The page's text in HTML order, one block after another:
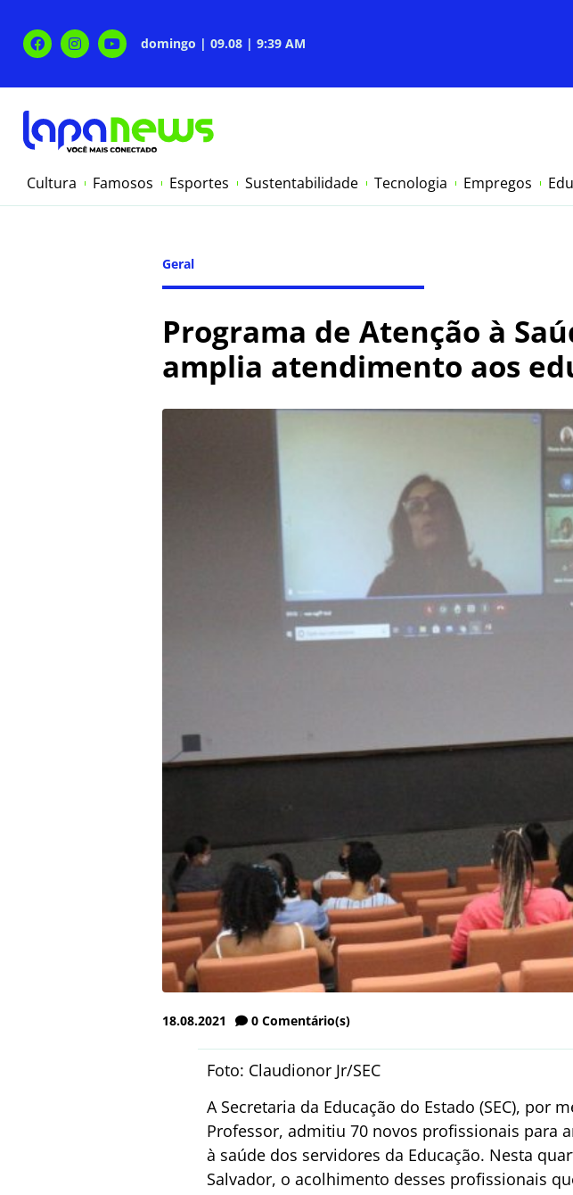
domingo | 09.08 | 9:39 AM
Cultura Famosos Esportes Sustentabilidade Tecnologia Empregos
Geral
Programa de Atenção à
amplia atendimento aos
18.08.2021 0 Comentário(s)
Foto: Claudionor Jr/SEC
A Secretaria da Educação do Estado (SEC), por
Professor, admitiu 70 novos profissionais para
à saúde dos servidores da Educação. Nesta
Salvador, o acolhimento desses profissionais